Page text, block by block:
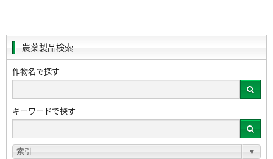
農薬製品検索
作物名で探す
キーワードで探す